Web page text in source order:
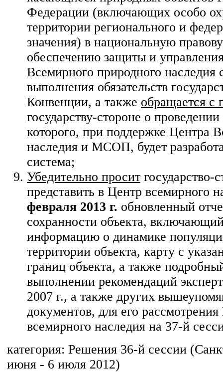
Федерации (включающих особо
территории регионального и
значения) в национальную
обеспечению защиты и
Всемирного природного наследия
выполнения обязательств
Конвенции, а также обращается с
государству-стороне о
которого, при поддержке Центра
наследия и МСОП, будет
система;
Убедительно просит государство-
представить в Центр всемирного
февраля 2013 г. обновленный
сохранности объекта,
информацию о динамике
территории объекта, карту с
границ объекта, а также
выполнении рекомендаций
2007 г., а также других
документов, для его
всемирного наследия на 37-й
категория: Решения 36-й сессии
июня - 6 июля 2012)